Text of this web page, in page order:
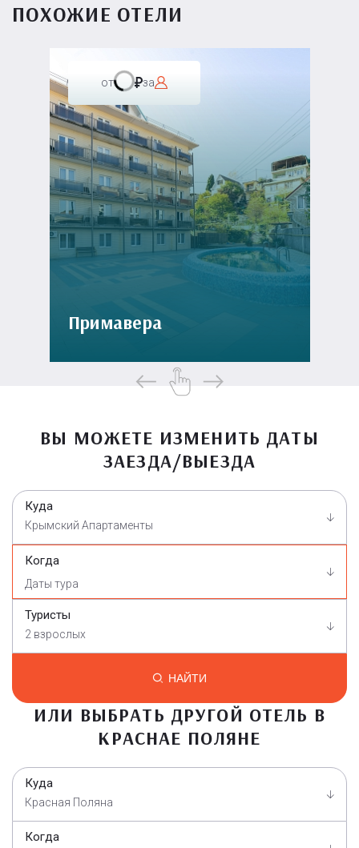
ПОХОЖИЕ ОТЕЛИ
от за
Примавера
ВЫ МОЖЕТЕ ИЗМЕНИТЬ ДАТЫ
ЗАЕЗДА/ВЫЕЗДА
Куда
Крымский Апартаменты
Когда
Туристы
2 взрослых
НАЙТИ
ИЛИ ВЫБРАТЬ ДРУГОЙ ОТЕЛЬ В
КРАСНАЕ ПОЛЯНЕ
Куда
Красная Поляна
Когда